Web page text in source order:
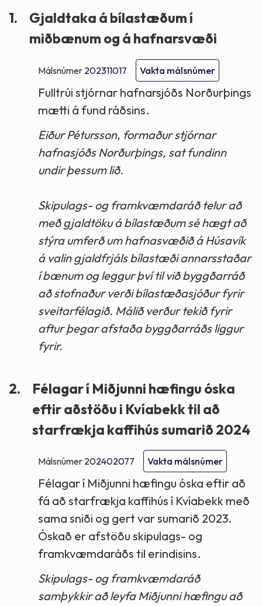
1.
Gjaldtaka á bílastæðum í
miðbænum og á hafnarsvæði
Málsnúmer 202311017 Vakta málsnúmer
Fulltrúi stjórnar hafnarsjóðs Norðurþings
mætti á fund ráðsins.
Eiður Pétursson, formaður stjórnar
hafnasjóðs Norðurþings, sat fundinn
undir þessum lið.
Skipulags- og framkvæmdaráð telur að
með gjaldtöku á bílastæðum sé hægt að
stýra umferð um hafnasvæðið á Húsavík
á valin gjaldfrjáls bílastæði annarsstaðar
í bænum og leggur því til við byggðarráð
að stofnaður verði bílastæðasjóður fyrir
sveitarfélagið. Málið verður tekið fyrir
aftur þegar afstaða byggðarráðs liggur
fyrir.
2.
Félagar í Miðjunni hæfingu óska
eftir aðstöðu i Kvíabekk til að
starfrækja kaffihús sumarið 2024
Málsnúmer 202402077 Vakta málsnúmer
Félagar í Miðjunni hæfingu óska eftir að
fá að starfrækja kaffihús í Kvíabekk með
sama sniði og gert var sumarið 2023.
Óskað er afstöðu skipulags- og
framkvæmdaráðs til erindisins.
Skipulags- og framkvæmdaráð
samþykkir að leyfa Miðjunni hæfingu að